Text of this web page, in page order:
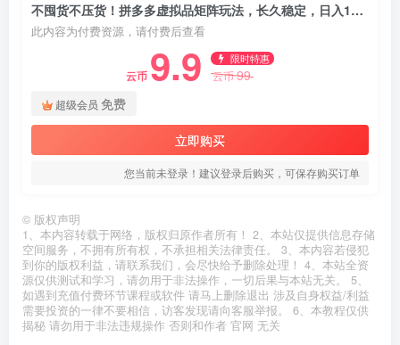
不囤货不压货！拼多多虚拟品矩阵玩法，长久稳定，日入1K【揭秘】
此内容为付费资源，请付费后查看
云币 9.9 限时特惠
云币99
超级会员 免费
立即购买
您当前未登录！建议登录后购买，可保存购买订单
© 版权声明
1、本内容转载于网络，版权归原作者所有！ 2、本站仅提供信息存储
空间服务，不拥有所有权，不承担相关法律责任。 3、本内容若侵犯
到你的版权利益，请联系我们，会尽快给予删除处理！ 4、本站全资
源仅供测试和学习，请勿用于非法操作，一切后果与本站无关。 5、
如遇到充值付费环节课程或软件 请马上删除退出 涉及自身权益/利益
需要投资的一律不要相信，访客发现请向客服举报。 6、本教程仅供
揭秘 请勿用于非法违规操作 否则和作者 官网 无关